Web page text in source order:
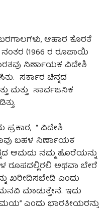
ಆಹಾರ ಕೊರತೆ
(1966 ರ ರೂಪಾಯಿ
ನಿರ್ಣಾಯಕ ವಿದೇಶಿ
ಸರ್ಕಾರ ಚಿನ್ನದ
ಮತ್ತು ಸಾರ್ವಜನಿಕ
“ ವಿದೇಶಿ
ಬಹಳ ನಿರ್ಣಾಯಕ
ಆಮದು ನಮ್ಮ ಹೊರೆಯನ್ನು
ರೂಪದಲ್ಲಿರಲಿ ಅಥವಾ ಬೇರೆ
ಖರೀದಿಸಬೇಡಿ ಎಂದು
ಮಾಡುತ್ತೇನೆ. ಇದು
ಸಮಯ” ಎಂದು ಭಾರತೀಯರನ್ನು